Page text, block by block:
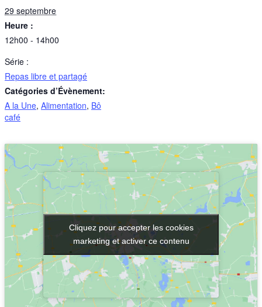
29 septembre
Heure :
12h00 - 14h00
Série :
Repas libre et partagé
Catégories d’Évènement:
A la Une, Alimentation, Bô
café
Cliquez pour accepter les cookies
marketing et activer ce contenu
Cliquez pour accepter les cookies
marketing et activer ce contenu